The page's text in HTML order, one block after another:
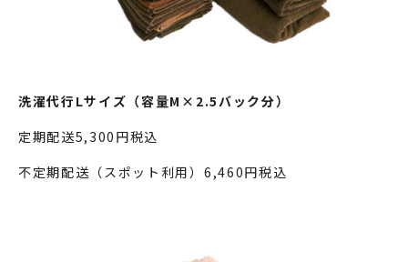
洗濯代行Lサイズ（容量M×2.5バック分）
定期配送5,300円税込
不定期配送（スポット利用）6,460円税込